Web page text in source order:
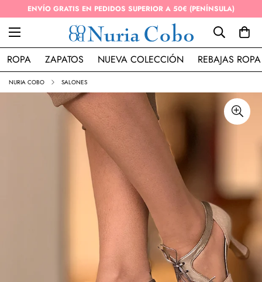
ENVÍO GRATIS EN PEDIDOS SUPERIOR A 50€ (PENÍNSULA)
ROPA ZAPATOS NUEVA COLECCIÓN REBAJAS ROPA
NURIA COBO SALONES